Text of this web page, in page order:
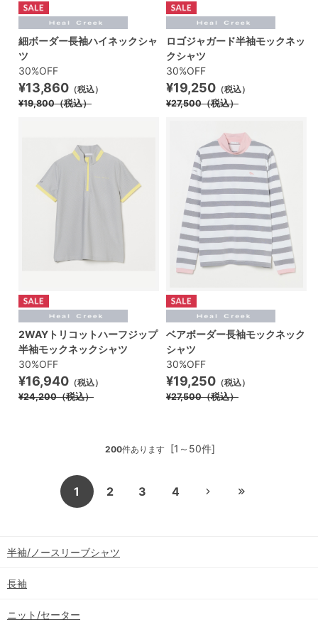
細ボーダー長袖ハイネックシャ
ツ
30%OFF
¥13,860 （税込）
¥19,800（税込）
ロゴジャガード半袖モックネッ
クシャツ
30%OFF
¥19,250 （税込）
¥27,500（税込）
2WAYトリコットハーフジップ
半袖モックネックシャツ
30%OFF
¥16,940 （税込）
¥24,200（税込）
ベアボーダー長袖モックネック
シャツ
30%OFF
¥19,250 （税込）
¥27,500（税込）
[1～50件]
200件あります
1 2 3 4
半袖/ノースリーブシャツ
長袖
ニット/セーター